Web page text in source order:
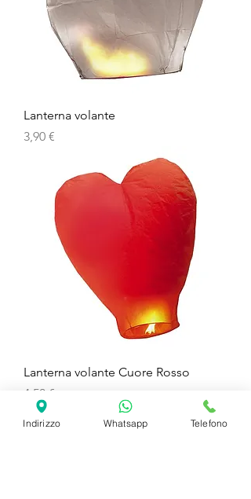
Lanterna volante
Prezzo
3,90 €
Lanterna volante Cuore Rosso
Prezzo
4,50 €
Indirizzo Whatsapp Telefono